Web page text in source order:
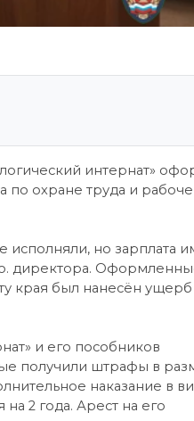
интернат»
по охране труда и
исполняли, но зарплата
директора.
края был нанесён ущерб
и его пособников
получили штрафы в
наказание в
2 года. Арест на его